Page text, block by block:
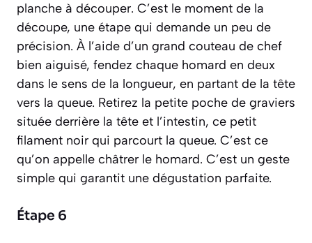
planche à découper. C’est le moment de la
découpe, une étape qui demande un peu de
précision. À l’aide d’un grand couteau de chef
bien aiguisé, fendez chaque homard en deux
dans le sens de la longueur, en partant de la tête
vers la queue. Retirez la petite poche de graviers
située derrière la tête et l’intestin, ce petit
filament noir qui parcourt la queue. C’est ce
qu’on appelle châtrer le homard. C’est un geste
simple qui garantit une dégustation parfaite.
Étape 6